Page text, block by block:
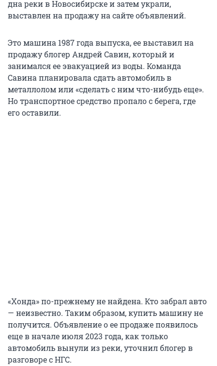
дна реки в Новосибирске и затем украли,
выставлен на продажу на сайте объявлений.
Это машина 1987 года выпуска, ее выставил на
продажу блогер Андрей Савин, который и
занимался ее эвакуацией из воды. Команда
Савина планировала сдать автомобиль в
металлолом или «сделать с ним что-нибудь еще».
Но транспортное средство пропало с берега, где
его оставили.
«Хонда» по-прежнему не найдена. Кто забрал авто
— неизвестно. Таким образом, купить машину не
получится. Объявление о ее продаже появилось
еще в начале июля 2023 года, как только
автомобиль вынули из реки, уточнил блогер в
разговоре с НГС.